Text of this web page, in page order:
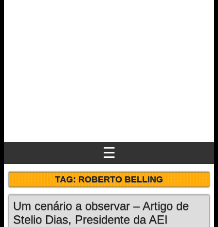
☰
TAG:ROBERTO BELLING
Um cenário a observar – Artigo de
Stelio Dias, Presidente da AEI